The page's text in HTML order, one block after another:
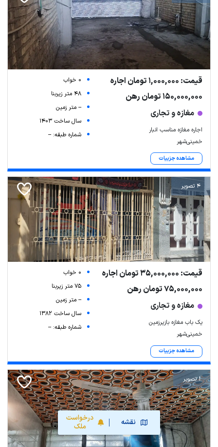
نقشه
درخواست
ملک
قیمت: 1,000,000 تومان اجاره
150,000,000 تومان رهن
مغازه و تجاری
اجاره مغازه مناسب انبار
خمینی‌شهر
مشاهده جزییات
0 خواب
48 متر زیربنا
-- متر زمین
سال ساخت 1403
شماره طبقه: --
4 تصویر
قیمت: 35,000,000 تومان اجاره
75,000,000 تومان رهن
مغازه و تجاری
یک باب مغازه بازیرزمین
خمینی‌شهر
مشاهده جزییات
0 خواب
75 متر زیربنا
-- متر زمین
سال ساخت 1382
شماره طبقه: --
1 تصویر